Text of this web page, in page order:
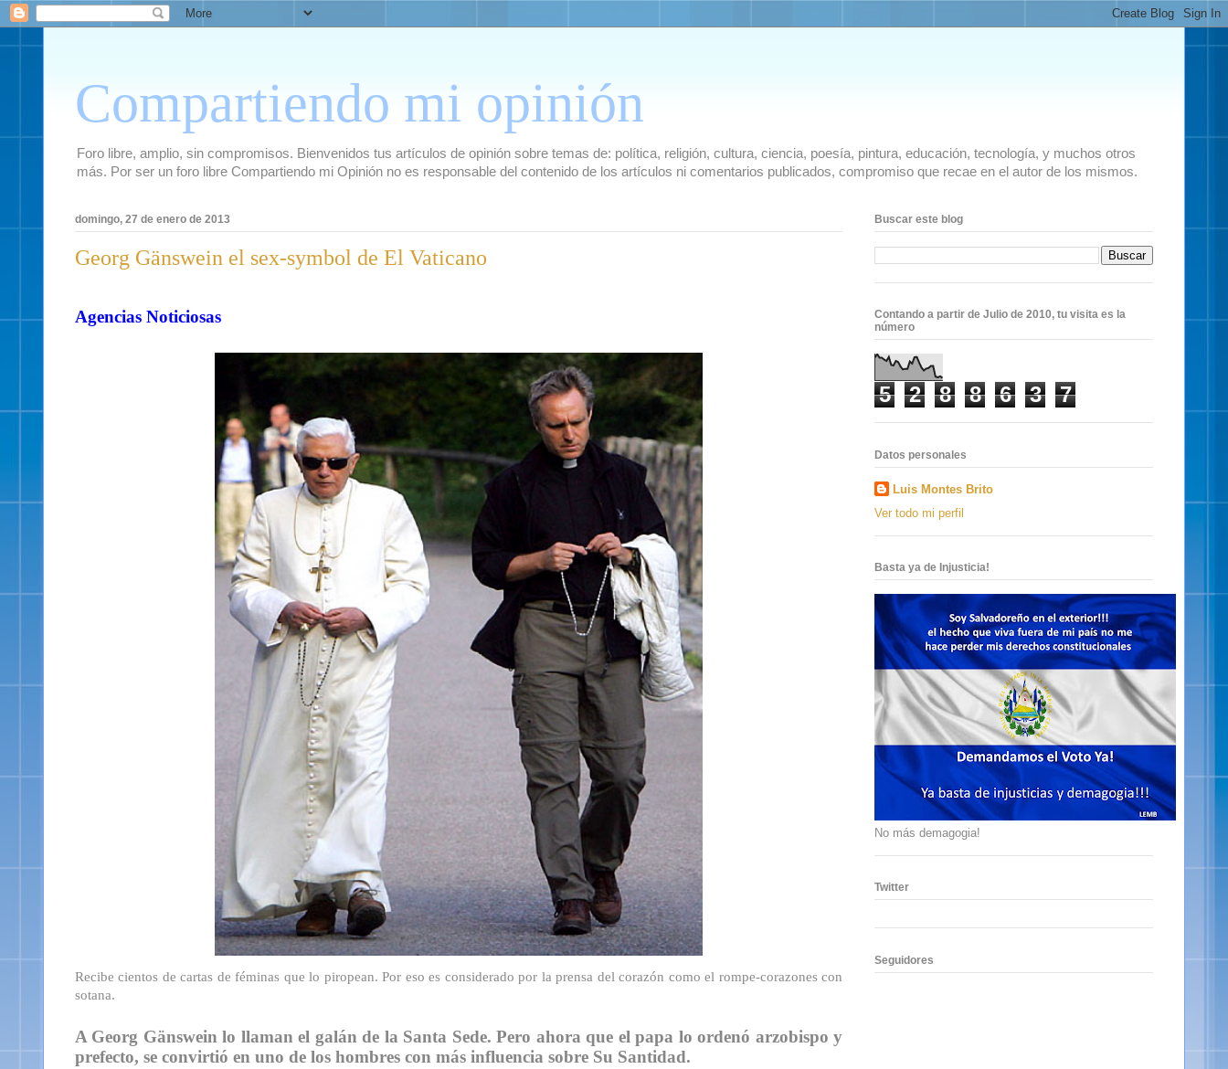
Compartiendo mi opinión
Foro libre, amplio, sin compromisos. Bienvenidos tus artículos de opinión sobre temas de: política, religión, cultura, ciencia, poesía, pintura, educación, tecnología, y muchos otros
más. Por ser un foro libre Compartiendo mi Opinión no es responsable del contenido de los artículos ni comentarios publicados, compromiso que recae en el autor de los mismos.
domingo, 27 de enero de 2013
Georg Gänswein el sex-symbol de El Vaticano
Agencias Noticiosas
Recibe cientos de cartas de féminas que lo piropean. Por eso es considerado por la prensa del corazón como el rompe-corazones con
sotana.
A Georg Gänswein lo llaman el galán de la Santa Sede. Pero ahora que el papa lo ordenó arzobispo y
prefecto, se convirtió en uno de los hombres con más influencia sobre Su Santidad.
Buscar este blog
Contando a partir de Julio de 2010, tu visita es la
número
5 2 8 8 6 3 7
Datos personales
Luis Montes Brito
Ver todo mi perfil
Basta ya de Injusticia!
No más demagogia!
Twitter
Seguidores